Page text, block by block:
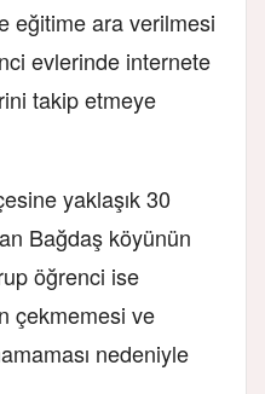
eğitime ara verilmesi
evlerinde internete
takip etmeye
yaklaşık 30
Bağdaş köyünün
öğrenci ise
çekmemesi ve
nedeniyle